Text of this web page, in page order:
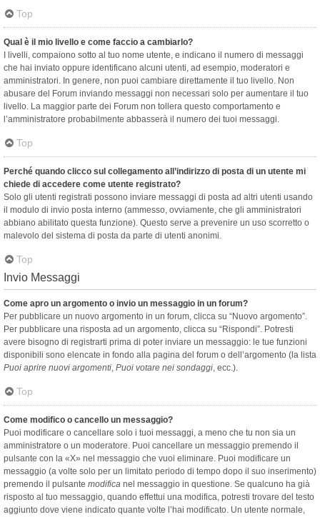
Top
Qual è il mio livello e come faccio a cambiarlo?
I livelli, compaiono sotto al tuo nome utente, e indicano il numero di messaggi
che hai inviato oppure identificano alcuni utenti, ad esempio, moderatori e
amministratori. In genere, non puoi cambiare direttamente il tuo livello. Non
abusare del Forum inviando messaggi non necessari solo per aumentare il tuo
livello. La maggior parte dei Forum non tollera questo comportamento e
l’amministratore probabilmente abbasserà il numero dei tuoi messaggi.
Top
Perché quando clicco sul collegamento all’indirizzo di posta di un utente mi
chiede di accedere come utente registrato?
Solo gli utenti registrati possono inviare messaggi di posta ad altri utenti usando
il modulo di invio posta interno (ammesso, ovviamente, che gli amministratori
abbiano abilitato questa funzione). Questo serve a prevenire un uso scorretto o
malevolo del sistema di posta da parte di utenti anonimi.
Top
Invio Messaggi
Come apro un argomento o invio un messaggio in un forum?
Per pubblicare un nuovo argomento in un forum, clicca su “Nuovo argomento”.
Per pubblicare una risposta ad un argomento, clicca su “Rispondi”. Potresti
avere bisogno di registrarti prima di poter inviare un messaggio: le tue funzioni
disponibili sono elencate in fondo alla pagina del forum o dell’argomento (la lista
Puoi aprire nuovi argomenti, Puoi votare nei sondaggi, ecc.).
Top
Come modifico o cancello un messaggio?
Puoi modificare o cancellare solo i tuoi messaggi, a meno che tu non sia un
amministratore o un moderatore. Puoi cancellare un messaggio premendo il
pulsante con la «X» nel messaggio che vuoi eliminare. Puoi modificare un
messaggio (a volte solo per un limitato periodo di tempo dopo il suo inserimento)
premendo il pulsante modifica nel messaggio in questione. Se qualcuno ha già
risposto al tuo messaggio, quando effettui una modifica, potresti trovare del testo
aggiunto dove viene indicato quante volte l’hai modificato. Un utente normale,